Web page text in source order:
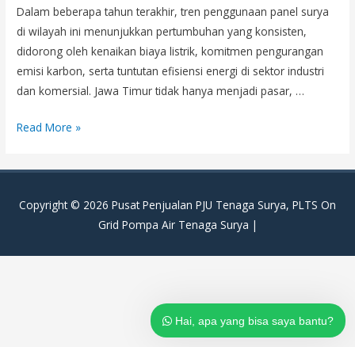
Dalam beberapa tahun terakhir, tren penggunaan panel surya
di wilayah ini menunjukkan pertumbuhan yang konsisten,
didorong oleh kenaikan biaya listrik, komitmen pengurangan
emisi karbon, serta tuntutan efisiensi energi di sektor industri
dan komersial. Jawa Timur tidak hanya menjadi pasar, …
Distributor
Surya
Sidoarjo
Read More »
Copyright © 2026 Pusat Penjualan PJU Tenaga Surya, PLTS On
Grid Pompa Air Tenaga Surya |
Hai, apa yang bisa saya bantu?